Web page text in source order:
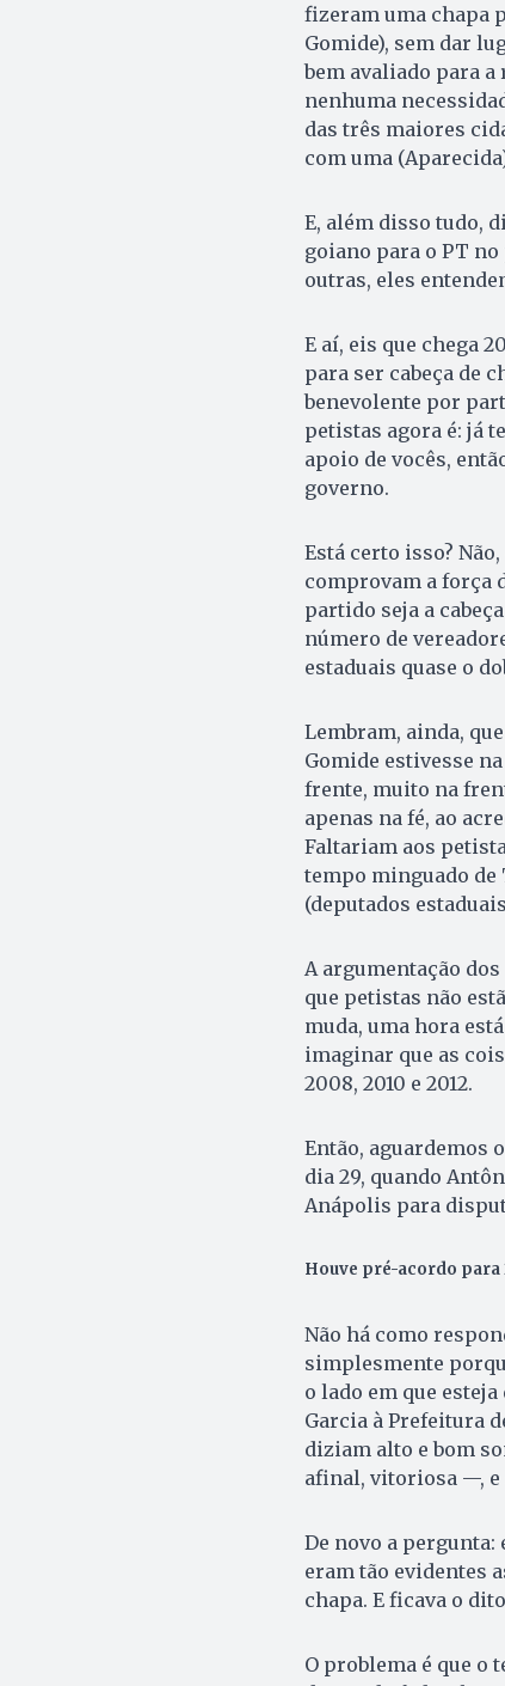
fizeram uma chapa
Gomide), sem dar
bem avaliado pa­ra a
ne­nhuma
das três maiores
com uma
E, além disso tudo,
goiano para o PT
outras, eles
E aí, eis que chega
para ser cabeça de
benevolente por
petistas agora é: já
apoio de vocês,
governo.
Está certo isso?
comprovam a força
partido seja a
número de
estaduais quase o
Lembram, ainda,
Gomide estivesse
frente, muito na
apenas na fé, ao
Faltariam aos
tempo minguado
(deputados
A argumentação
que petistas não
muda, uma hora
imaginar que as
2008, 2010 e 2012.
Então, aguardemos
dia 29, quando
Anápolis para
Houve pré-acordo para
Não há como
simplesmente
o lado em que
Garcia à Prefeitura
diziam alto e bom
afinal, vitoriosa —, e
De novo a pergunta:
eram tão evidentes
chapa. E ficava o
O problema é que o